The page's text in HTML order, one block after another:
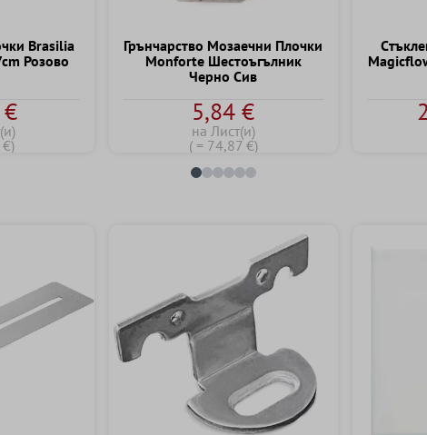
Brasilia
Розово
Грънчарство Mозаечни Плочки
Monforte Шестоъгълник
Черно Сив
5,84 €
на Лист(и)
( = 74,87 €)